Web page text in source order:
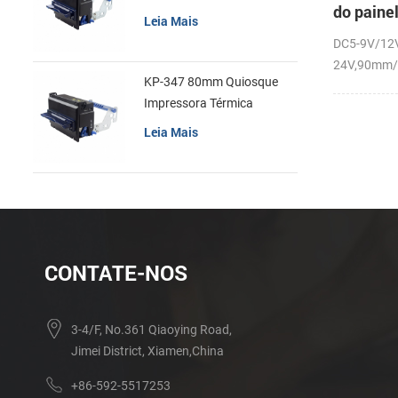
do
térmica
cortador
DC5-9V/
recibos
Leia Mais
KP-347 80mm Quiosque
Impressora Térmica
Leia Mais
CONTATE-NOS
3-4/F, No.361 Qiaoying Road,
Jimei District, Xiamen,China
+86-592-5517253